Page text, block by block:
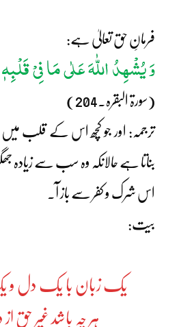
فرمانِ حق تعالیٰ ہے:
وَ یُشْھِدُ اللّٰہَ عَلٰی مَا فِیْ
(سورۃ البقرہ۔204)
ترجمہ: اور جو کچھ اس کے قلب میں
بناتا ہے حالانکہ وہ سب سے زیادہ
اس شرک و کفر سے باز آ۔
بیت:
یک زبان با یک دل
ہر چہ باشد غیر حق